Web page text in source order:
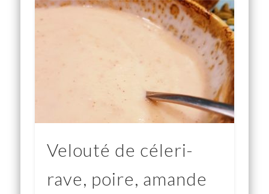
Velouté de céleri-
rave, poire, amande